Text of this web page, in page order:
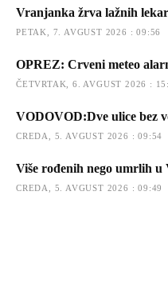
Vranjanka žrva lažnih
PETAK, 7. AVGUST 2026 : 09:56
OPREZ: Crveni meteo
ČETVRTAK, 6. AVGUST 2026 :
VODOVOD:Dve ulice bez
CREDA, 5. AVGUST 2026 : 09:54
Više rođenih nego umrlih
CREDA, 5. AVGUST 2026 : 09:49